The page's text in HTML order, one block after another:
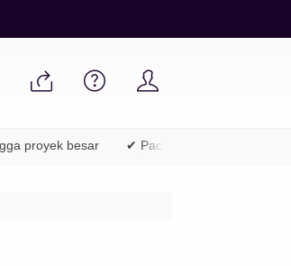
besar ✔ Packing aman & pengiriman ke